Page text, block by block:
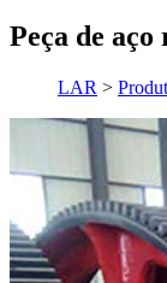
Peça de
LAR >